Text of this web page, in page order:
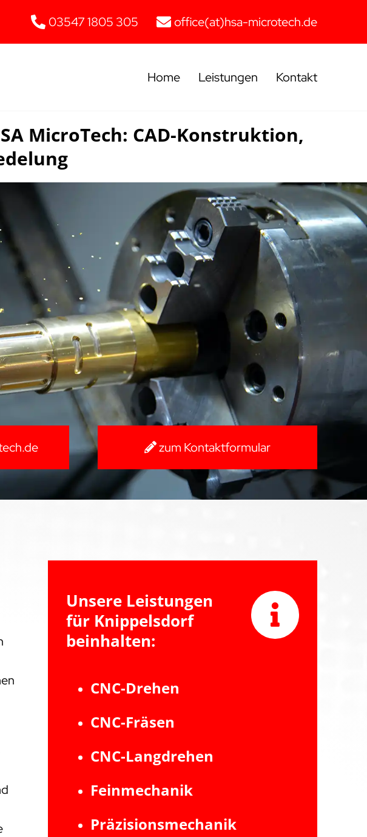
03547 1805 305 office(at)hsa-microtech.de
Home Leistungen Kontakt
MicroTech: CAD-Konstruktion,
zum Kontaktformular
Unsere Leistungen
für Knippelsdorf
beinhalten:
CNC-Drehen
CNC-Fräsen
CNC-Langdrehen
Feinmechanik
Präzisionsmechanik